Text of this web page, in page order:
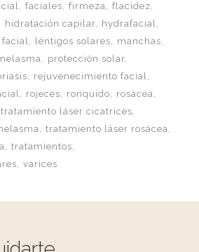
faciales firmeza
flacidez
hidratación capilar
hydrafacial
léntigos solares
manchas
protección solar
rejuvenecimiento facial
rojeces ronquido
rosácea
tratamiento láser cicatrices
tratamiento láser rosácea
tratamientos
varices